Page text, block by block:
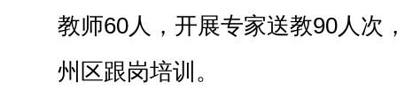
教师60人，开展专家送教90人次
州区跟岗培训。